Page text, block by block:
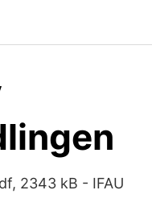
2343 kB - IFAU